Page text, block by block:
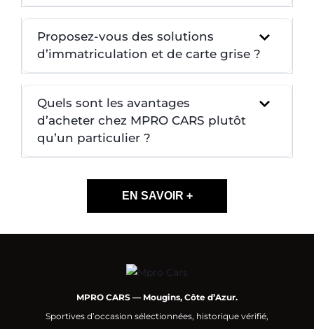
Proposez-vous des solutions
d’immatriculation et de carte grise ?
Quels sont les avantages
d’acheter chez MPRO CARS plutôt
qu’un particulier ?
EN SAVOIR +
MPRO CARS — Mougins, Côte d’Azur.
Sportives d’occasion sélectionnées, historique vérifié,